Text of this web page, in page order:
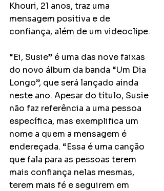
Khouri, 21 anos, traz uma
mensagem positiva e de
confiança, além de um videoclipe.
“Ei, Susie” é uma das nove faixas
do novo álbum da banda “Um Dia
Longo”, que será lançado ainda
neste ano. Apesar do título, Susie
não faz referência a uma pessoa
específica, mas exemplifica um
nome a quem a mensagem é
endereçada. “Essa é uma canção
que fala para as pessoas terem
mais confiança nelas mesmas,
terem mais fé e seguirem em